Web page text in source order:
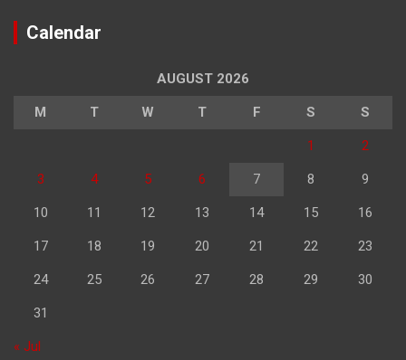
Calendar
AUGUST 2026
M T W T F S S
1 2
3 4 5 6 7 8 9
10 11 12 13 14 15 16
17 18 19 20 21 22 23
24 25 26 27 28 29 30
31
« Jul